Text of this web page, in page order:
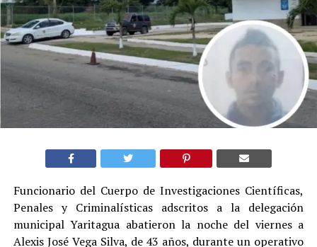
Funcionario del Cuerpo de Investigaciones Científicas,
Penales y Criminalísticas adscritos a la delegación
municipal Yaritagua abatieron la noche del viernes a
Alexis José Vega Silva, de 43 años, durante un operativo